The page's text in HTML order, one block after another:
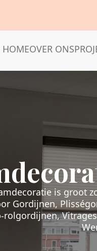
HOMEOVER ONS
is groot
Gordijnen,
rolgordijnen,